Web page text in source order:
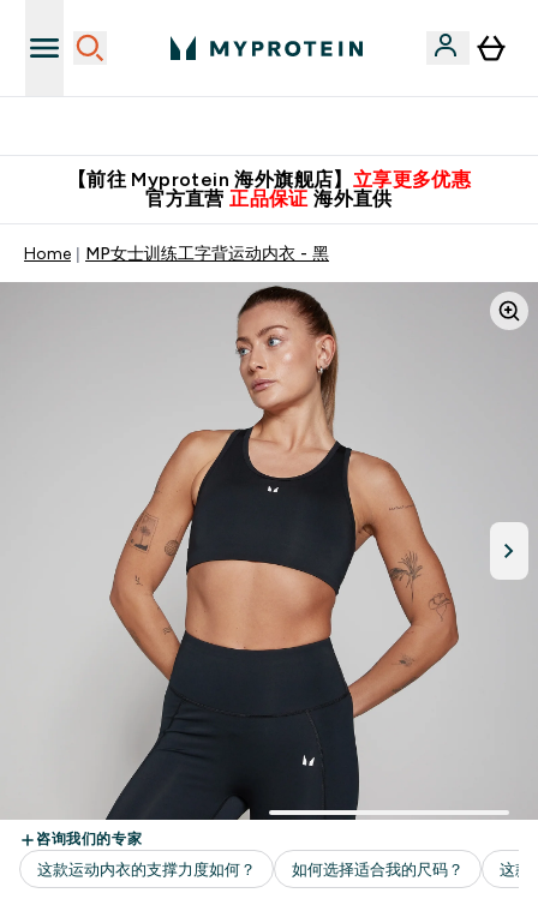
【前往 Myprotein 海外旗舰店】 立享更多优惠
官方直营 正品保证 海外直供
Home MP女士训练工字背运动内衣 - 黑